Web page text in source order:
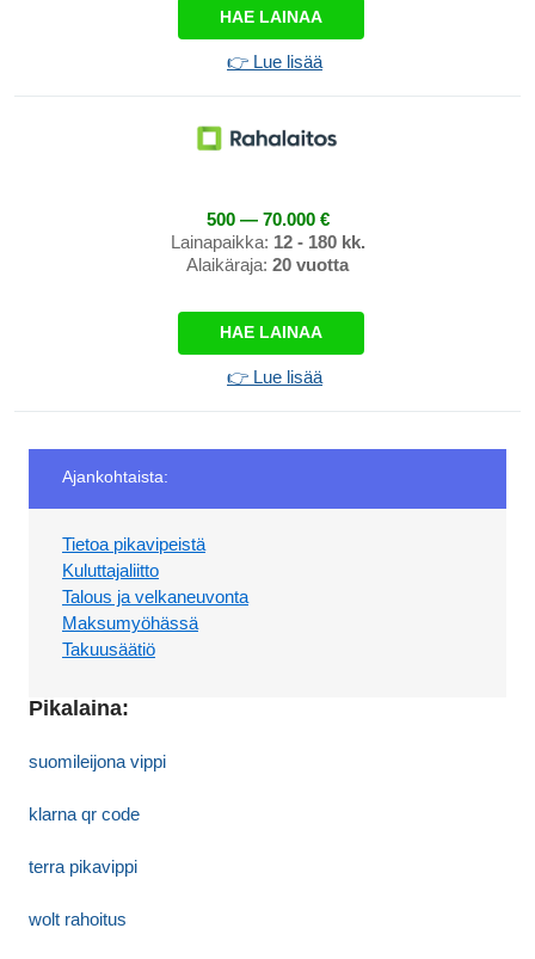
HAE LAINAA
👉 Lue lisää
500 — 70.000 €
Lainapaikka: 12 - 180 kk.
Alaikäraja: 20 vuotta
HAE LAINAA
👉 Lue lisää
Ajankohtaista:
Tietoa pikavipeistä
Kuluttajaliitto
Talous ja velkaneuvonta
Maksumyöhässä
Takuusäätiö
Pikalaina:
suomileijona vippi
klarna qr code
terra pikavippi
wolt rahoitus